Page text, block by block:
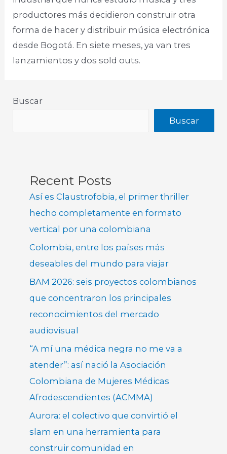
productores más decidieron construir otra
forma de hacer y distribuir música electrónica
desde Bogotá. En siete meses, ya van tres
lanzamientos y dos sold outs.
Buscar
Buscar
Recent Posts
Así es Claustrofobia, el primer thriller
hecho completamente en formato
vertical por una colombiana
Colombia, entre los países más
deseables del mundo para viajar
BAM 2026: seis proyectos colombianos
que concentraron los principales
reconocimientos del mercado
audiovisual
“A mí una médica negra no me va a
atender”: así nació la Asociación
Colombiana de Mujeres Médicas
Afrodescendientes (ACMMA)
Aurora: el colectivo que convirtió el
slam en una herramienta para
construir comunidad en